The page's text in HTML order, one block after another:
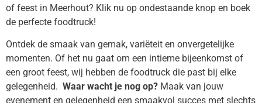
of feest in Meerhout? Klik nu op ondestaande knop en boek
de perfecte foodtruck!
Ontdek de smaak van gemak, variëteit en onvergetelijke
momenten. Of het nu gaat om een intieme bijeenkomst of
een groot feest, wij hebben de foodtruck die past bij elke
gelegenheid. Waar wacht je nog op? Maak van jouw
evenement en gelegenheid een smaakvol succes met slechts